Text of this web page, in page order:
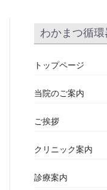
わかまつ循
トップページ
当院のご案内
ご挨拶
クリニック案内
診療案内